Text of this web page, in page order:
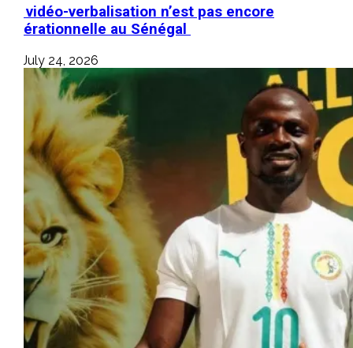
La vidéo-verbalisation n’est pas encore
opérationnelle au Sénégal
July 24, 2026